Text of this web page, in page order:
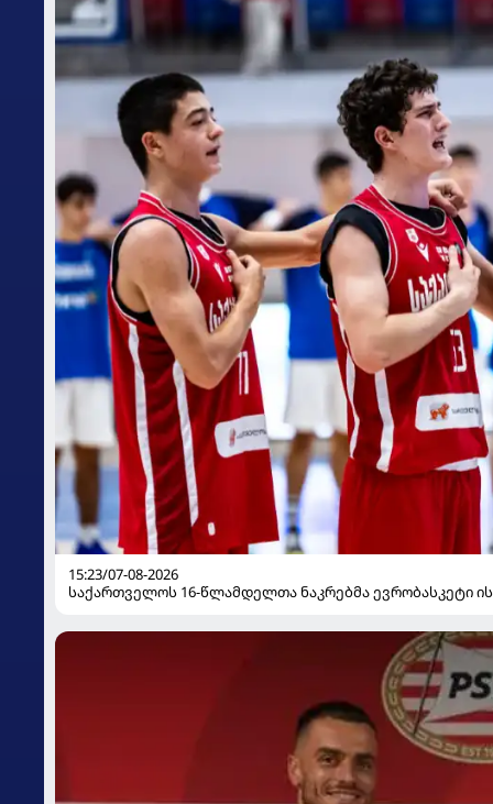
15:23/07-08-2026
საქართველოს 16-წლამდელთა ნაკრებმა ევრობასკეტი